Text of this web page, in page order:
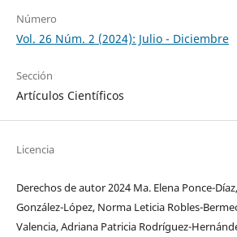
Número
Vol. 26 Núm. 2 (2024): Julio - Diciembre
Sección
Artículos Científicos
Licencia
Derechos de autor 2024 Ma. Elena Ponce-
González-López, Norma Leticia Robles-
Valencia, Adriana Patricia Rodríguez-